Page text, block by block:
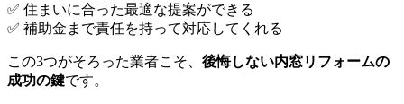
✅ 住まいに合った最適な提案ができる
✅ 補助金まで責任を持って対応してくれる
この3つがそろった業者こそ、 後悔しない内窓リフォームの
成功の鍵です。